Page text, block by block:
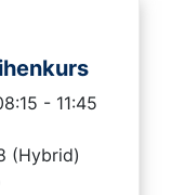
- 11:45
(Hybrid)